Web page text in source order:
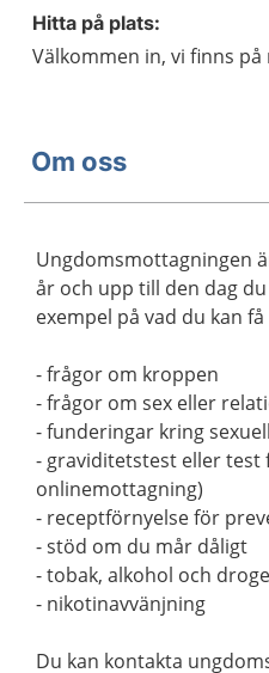
Hitta på plats:
Välkommen in, vi finns
Om oss
Ungdomsmottagningen
år och upp till den dag
exempel på vad du kan
- frågor om kroppen
- frågor om sex eller
- funderingar kring
- graviditetstest eller test
onlinemottagning)
- receptförnyelse för
- stöd om du mår dåligt
- tobak, alkohol och
- nikotinavvänjning
Du kan kontakta